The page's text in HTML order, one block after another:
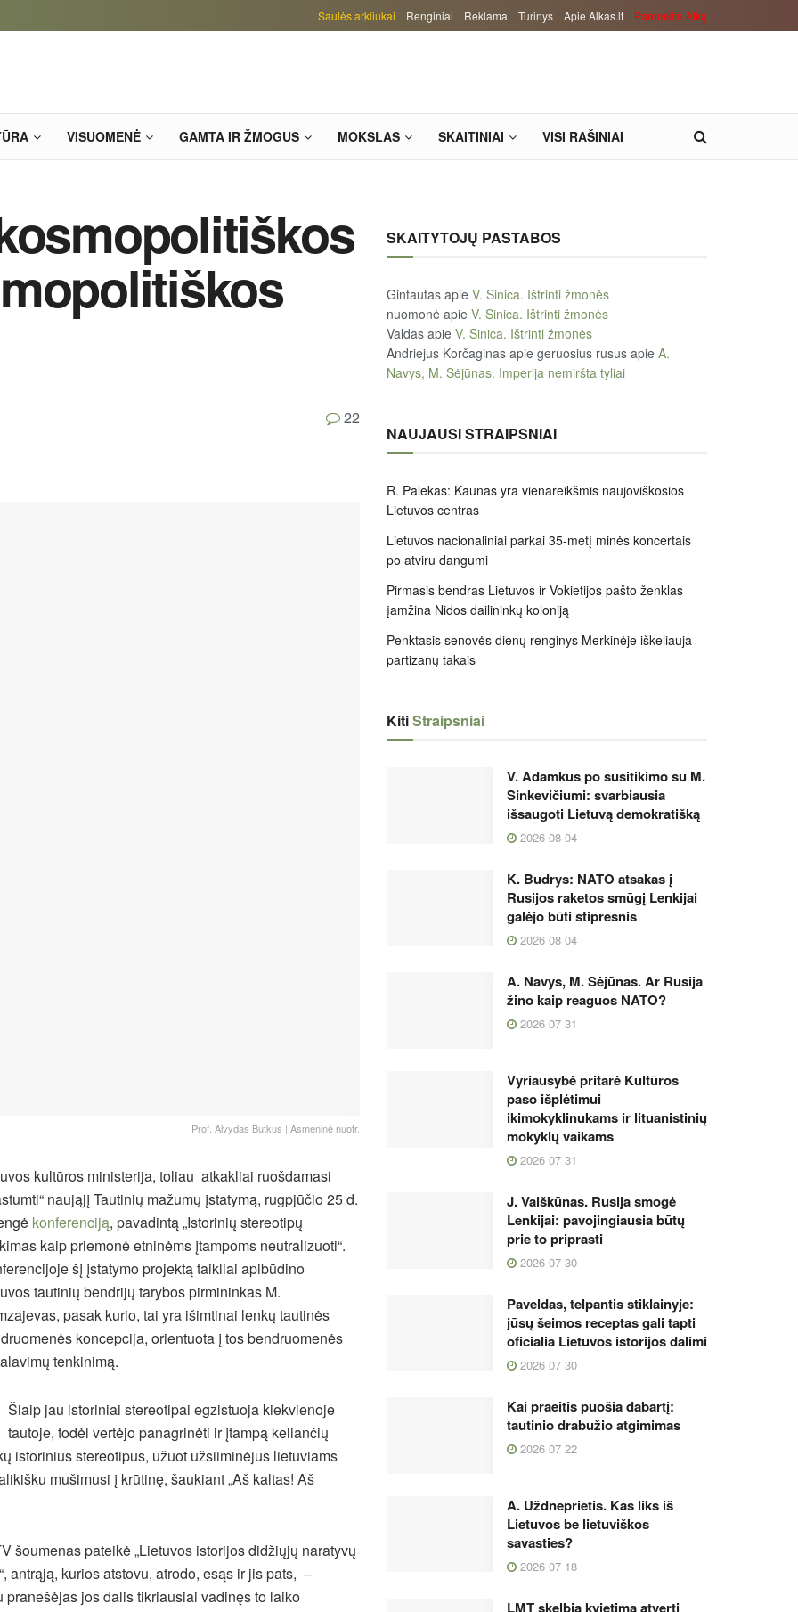
Saulės arkliukai Renginiai Reklama Turinys Apie Alkas.lt Paremkite Alką
VISUOMENĖ GAMTA IR ŽMOGUS MOKSLAS SKAITINIAI VISI RAŠINIAI
22
Prof. Alvydas Butkus | Asmeninė nuotr.
kultūros ministerija, toliau atkakliai ruošdamasi
naująjį Tautinių mažumų įstatymą, rugpjūčio 25 d.
konferenciją, pavadintą „Istorinių stereotipų
kaip priemonė etninėms įtampoms neutralizuoti“.
šį įstatymo projektą taikliai apibūdino
tautinių bendrijų tarybos pirmininkas M.
pasak kurio, tai yra išimtinai lenkų tautinės
koncepcija, orientuota į tos bendruomenės
tenkinimą.
Šiaip jau istoriniai stereotipai egzistuoja kiekvienoje
tautoje, todėl vertėjo panagrinėti ir įtampą keliančių
istorinius stereotipus, užuot užsiiminėjus lietuviams
mušimusi į krūtinę, šaukiant „Aš kaltas! Aš
šoumenas pateikė „Lietuvos istorijos didžiųjų naratyvų
antrąją, kurios atstovu, atrodo, esąs ir jis pats, –
pranešėjas jos dalis tikriausiai vadinęs to laiko
SKAITYTOJŲ PASTABOS
Gintautas apie V. Sinica. Ištrinti žmonės
nuomonė apie V. Sinica. Ištrinti žmonės
Valdas apie V. Sinica. Ištrinti žmonės
Andriejus Korčaginas apie geruosius rusus apie A.
Navys, M. Sėjūnas. Imperija nemiršta tyliai
NAUJAUSI STRAIPSNIAI
R. Palekas: Kaunas yra vienareikšmis naujoviškosios
Lietuvos centras
Lietuvos nacionaliniai parkai 35-metį minės koncertais
po atviru dangumi
Pirmasis bendras Lietuvos ir Vokietijos pašto ženklas
įamžina Nidos dailininkų koloniją
Penktasis senovės dienų renginys Merkinėje iškeliauja
partizanų takais
KitiStraipsniai
V. Adamkus po susitikimo su M.
Sinkevičiumi: svarbiausia
išsaugoti Lietuvą demokratišką
2026 08 04
K. Budrys: NATO atsakas į
Rusijos raketos smūgį Lenkijai
galėjo būti stipresnis
2026 08 04
A. Navys, M. Sėjūnas. Ar Rusija
žino kaip reaguos NATO?
2026 07 31
Vyriausybė pritarė Kultūros
paso išplėtimui
ikimokyklinukams ir lituanistinių
mokyklų vaikams
2026 07 31
J. Vaiškūnas. Rusija smogė
Lenkijai: pavojingiausia būtų
prie to priprasti
2026 07 30
Paveldas, telpantis stiklainyje:
jūsų šeimos receptas gali tapti
oficialia Lietuvos istorijos dalimi
2026 07 30
Kai praeitis puošia dabartį:
tautinio drabužio atgimimas
2026 07 22
A. Uždneprietis. Kas liks iš
Lietuvos be lietuviškos
savasties?
2026 07 18
LMT skelbia kvietimą atverti